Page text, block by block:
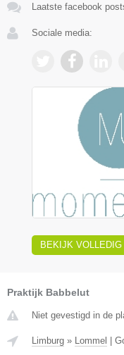
Laatste facebook
Sociale media:
BEKIJK
Praktijk Babbelut
Niet gevestigd in de
Limburg » Lommel